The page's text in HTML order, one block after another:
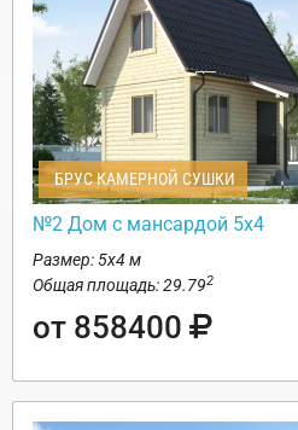
БРУС КАМЕРНОЙ СУШКИ
№2 Дом с мансардой 5х4
Размер: 5х4 м
Общая площадь: 29.792
от 858400